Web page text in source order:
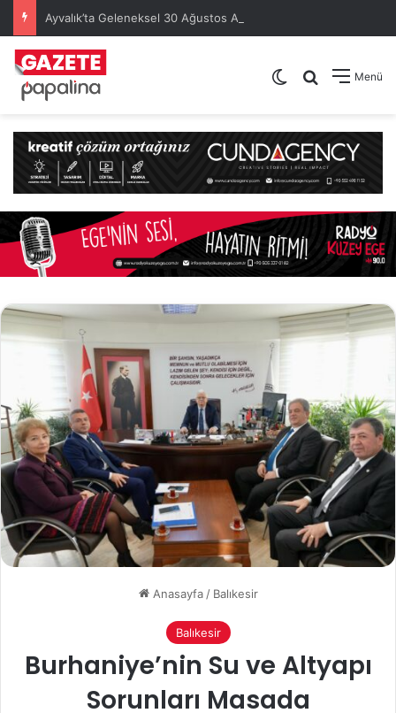
Menü
Arama yap
Dış görünümü
Anasayfa / Balıkesir
Balıkesir
Burhaniye’nin Su ve Altyapı
Sorunları Masada